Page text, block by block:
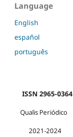
Language
English
español
português
ISSN 2965-0364
Qualis Periódico
2021-2024